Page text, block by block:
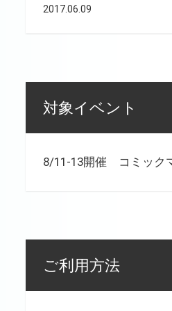
2017.06.09
対象イベント
8/11-13開催 コミック
ご利用方法